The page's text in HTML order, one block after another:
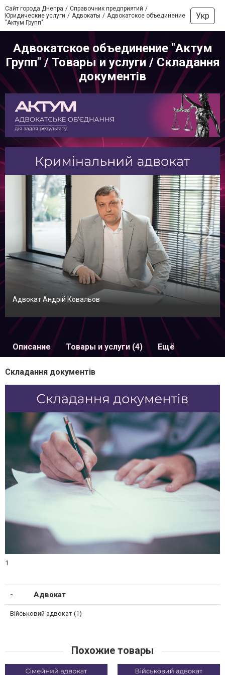
Сайт города Днепра
Справочник предприятий
Юридические услуги
Адвокаты
Адвокатское объединение
"Актум Групп"
Укр
Адвокатское объединение "Актум
Групп" / Товары и услуги / Складання
документів
Адвокат Андрій Ковальов
Описание Товары и услуги (4) Ещё
Складання документів
1
Адвокат
Військовий адвокат (1)
Похожие товары